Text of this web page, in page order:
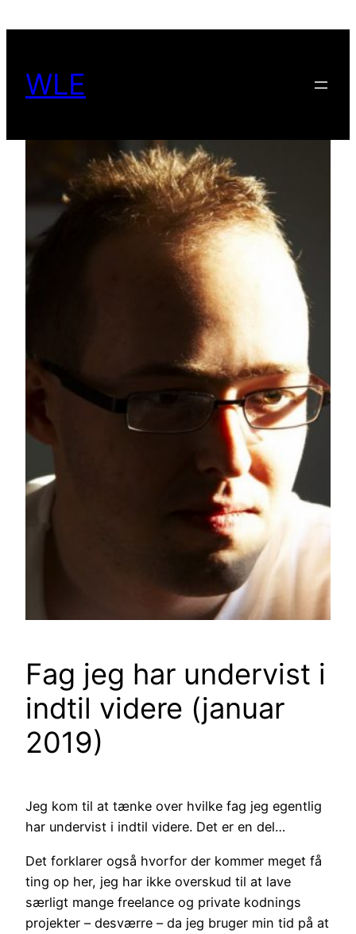
WLE
Fag jeg har undervist i
indtil videre (januar
2019)
Jeg kom til at tænke over hvilke fag jeg egentlig
har undervist i indtil videre. Det er en del…
Det forklarer også hvorfor der kommer meget få
ting op her, jeg har ikke overskud til at lave
særligt mange freelance og private kodnings
projekter – desværre – da jeg bruger min tid på at